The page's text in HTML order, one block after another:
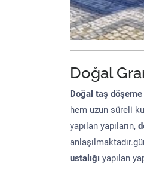
Doğal
Doğal taş döşeme
hem uzun süreli
yapılan yapıların,
ustalığı yapılan